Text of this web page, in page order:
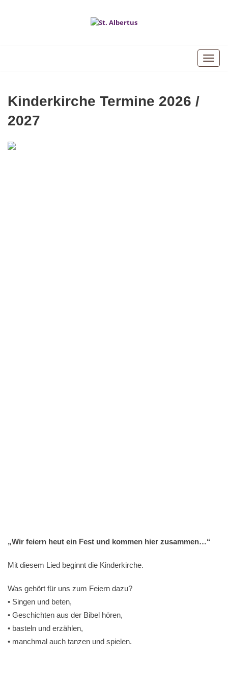
Toggle
Kinderkirche Termine 2026 /
2027
„Wir feiern heut ein Fest und kommen hier zusammen…“
Mit diesem Lied beginnt die Kinderkirche.
Was gehört für uns zum Feiern dazu?
• Singen und beten,
• Geschichten aus der Bibel hören,
• basteln und erzählen,
• manchmal auch tanzen und spielen.